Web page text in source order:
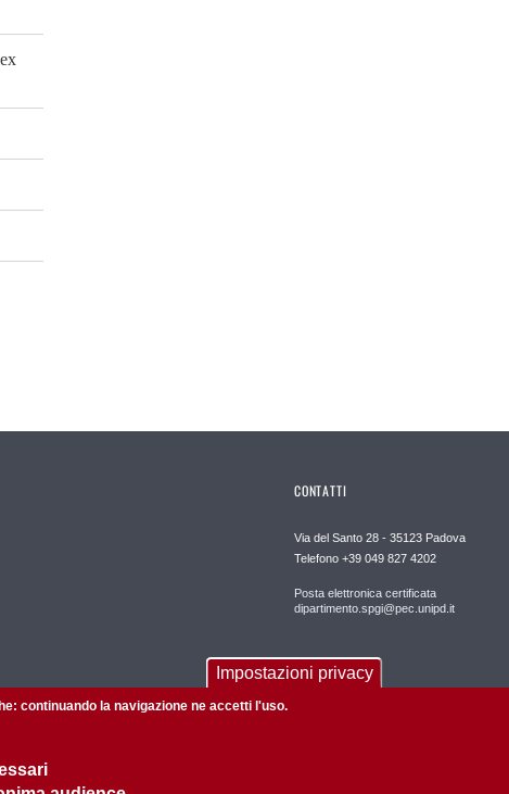
CONTATTI
Via del Santo 28 - 35123 Padova
Telefono +39 049 827 4202
Posta elettronica certificata
dipartimento.spgi@pec.unipd.it
Impostazioni privacy
continuando la navigazione ne accetti l'uso.